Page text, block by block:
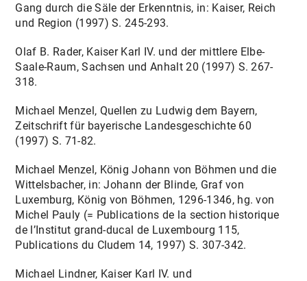
Gang durch die Säle der Erkenntnis, in: Kaiser, Reich
und Region (1997) S. 245-293.
Olaf B. Rader, Kaiser Karl IV. und der mittlere Elbe-
Saale-Raum, Sachsen und Anhalt 20 (1997) S. 267-
318.
Michael Menzel, Quellen zu Ludwig dem Bayern,
Zeitschrift für bayerische Landesgeschichte 60
(1997) S. 71-82.
Michael Menzel, König Johann von Böhmen und die
Wittelsbacher, in: Johann der Blinde, Graf von
Luxemburg, König von Böhmen, 1296-1346, hg. von
Michel Pauly (= Publications de la section historique
de l’Institut grand-ducal de Luxembourg 115,
Publications du Cludem 14, 1997) S. 307-342.
Michael Lindner, Kaiser Karl IV. und